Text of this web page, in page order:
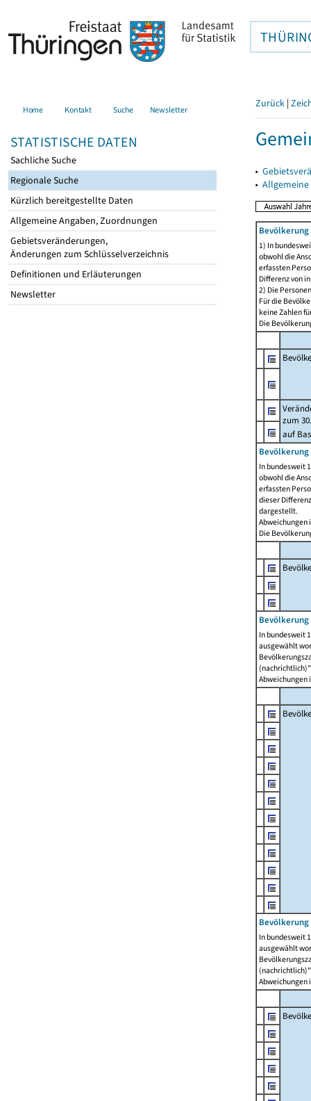
Home Kontakt Suche Newsletter
STATISTISCHE DATEN
Sachliche Suche
Regionale Suche
Kürzlich bereitgestellte Daten
Allgemeine Angaben, Zuordnungen
Gebietsveränderungen,
Änderungen zum Schlüsselverzeichnis
Definitionen und Erläuterungen
Newsletter
Zurück |
▸
▸
1) In
obwohl die
erfassten
Differenz von
2) Die
Für die
keine Zahlen
Die
zum
auf
Bevölkerung
In bundesweit
obwohl die
erfassten
dieser
dargestellt.
Abweichungen
Die
In bundesweit
ausgewählt
Abweichungen
In bundesweit
ausgewählt
Abweichungen